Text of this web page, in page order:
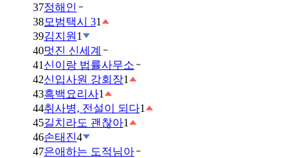
37정해인
38모범택시 31
39김지원 1
40멋진 신세계
41 신이랑 법률사무소
42신입사원 강회장1
43흑백요리사1
44취사병, 전설이 되다1
45길치라도 괜찮아1
46손태진4
47은애하는 도적님아